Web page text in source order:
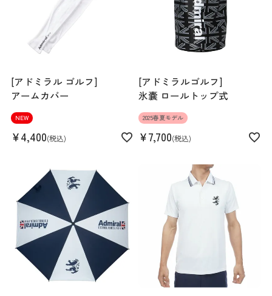
[アドミラル ゴルフ]
アームカバー
NEW
¥4,400 税込
[アドミラルゴルフ]
氷嚢 ロールトップ式
2025春夏モデル
¥7,700 税込